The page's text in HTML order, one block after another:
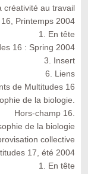
créativité au travail
Printemps 2004
1. En tête
16 : Spring 2004
3. Insert
6. Liens
de Multitudes 16
de la biologie.
Hors-champ 16.
de la biologie
collective
17, été 2004
1. En tête